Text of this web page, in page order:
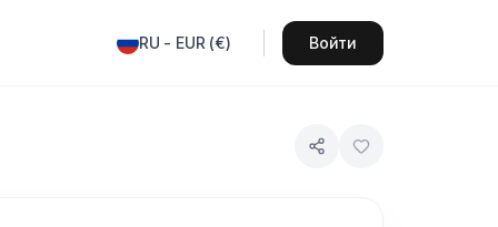
RU - EUR (€) Войти